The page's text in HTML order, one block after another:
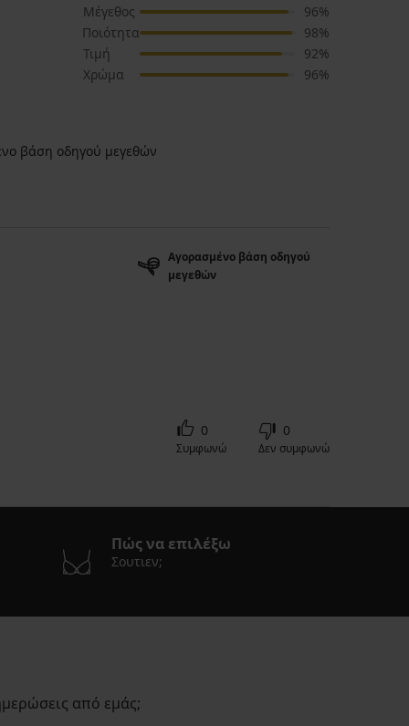
Μέγεθος
96%
Ποιότητα
98%
Τιμή
92%
Χρώμα
96%
βάση οδηγού μεγεθών
Αγορασμένο βάση οδηγού
μεγεθών
0
Συμφωνώ
0
Δεν συμφωνώ
Πώς να επιλέξω
Σουτιεν;
από εμάς;